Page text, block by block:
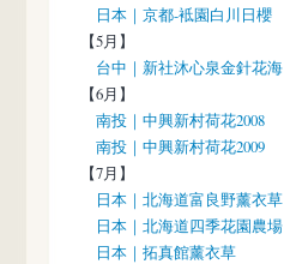
日本｜京都-袛園白川日櫻
【5月】
台中｜新社沐心泉金針花海
【6月】
南投｜中興新村荷花2008
南投｜中興新村荷花2009
【7月】
日本｜北海道富良野薰衣草
日本｜北海道四季花園農場
日本｜拓真館薰衣草